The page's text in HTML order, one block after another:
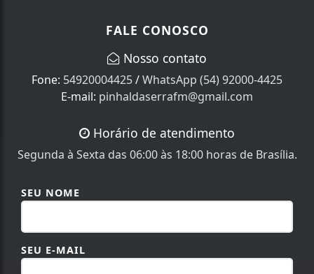
FALE CONOSCO
Nosso contato
Fone: 54920004425/WhatsApp (54) 92000-4425
E-mail: pinhaldaserrafm@gmail.com
Horário de atendimento
Segunda à Sexta das 06:00 às 18:00 horas de Brasília.
SEU NOME
SEU E-MAIL